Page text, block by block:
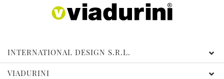
INTERNATIONAL DESIGN S.R.L.
VIADURINI